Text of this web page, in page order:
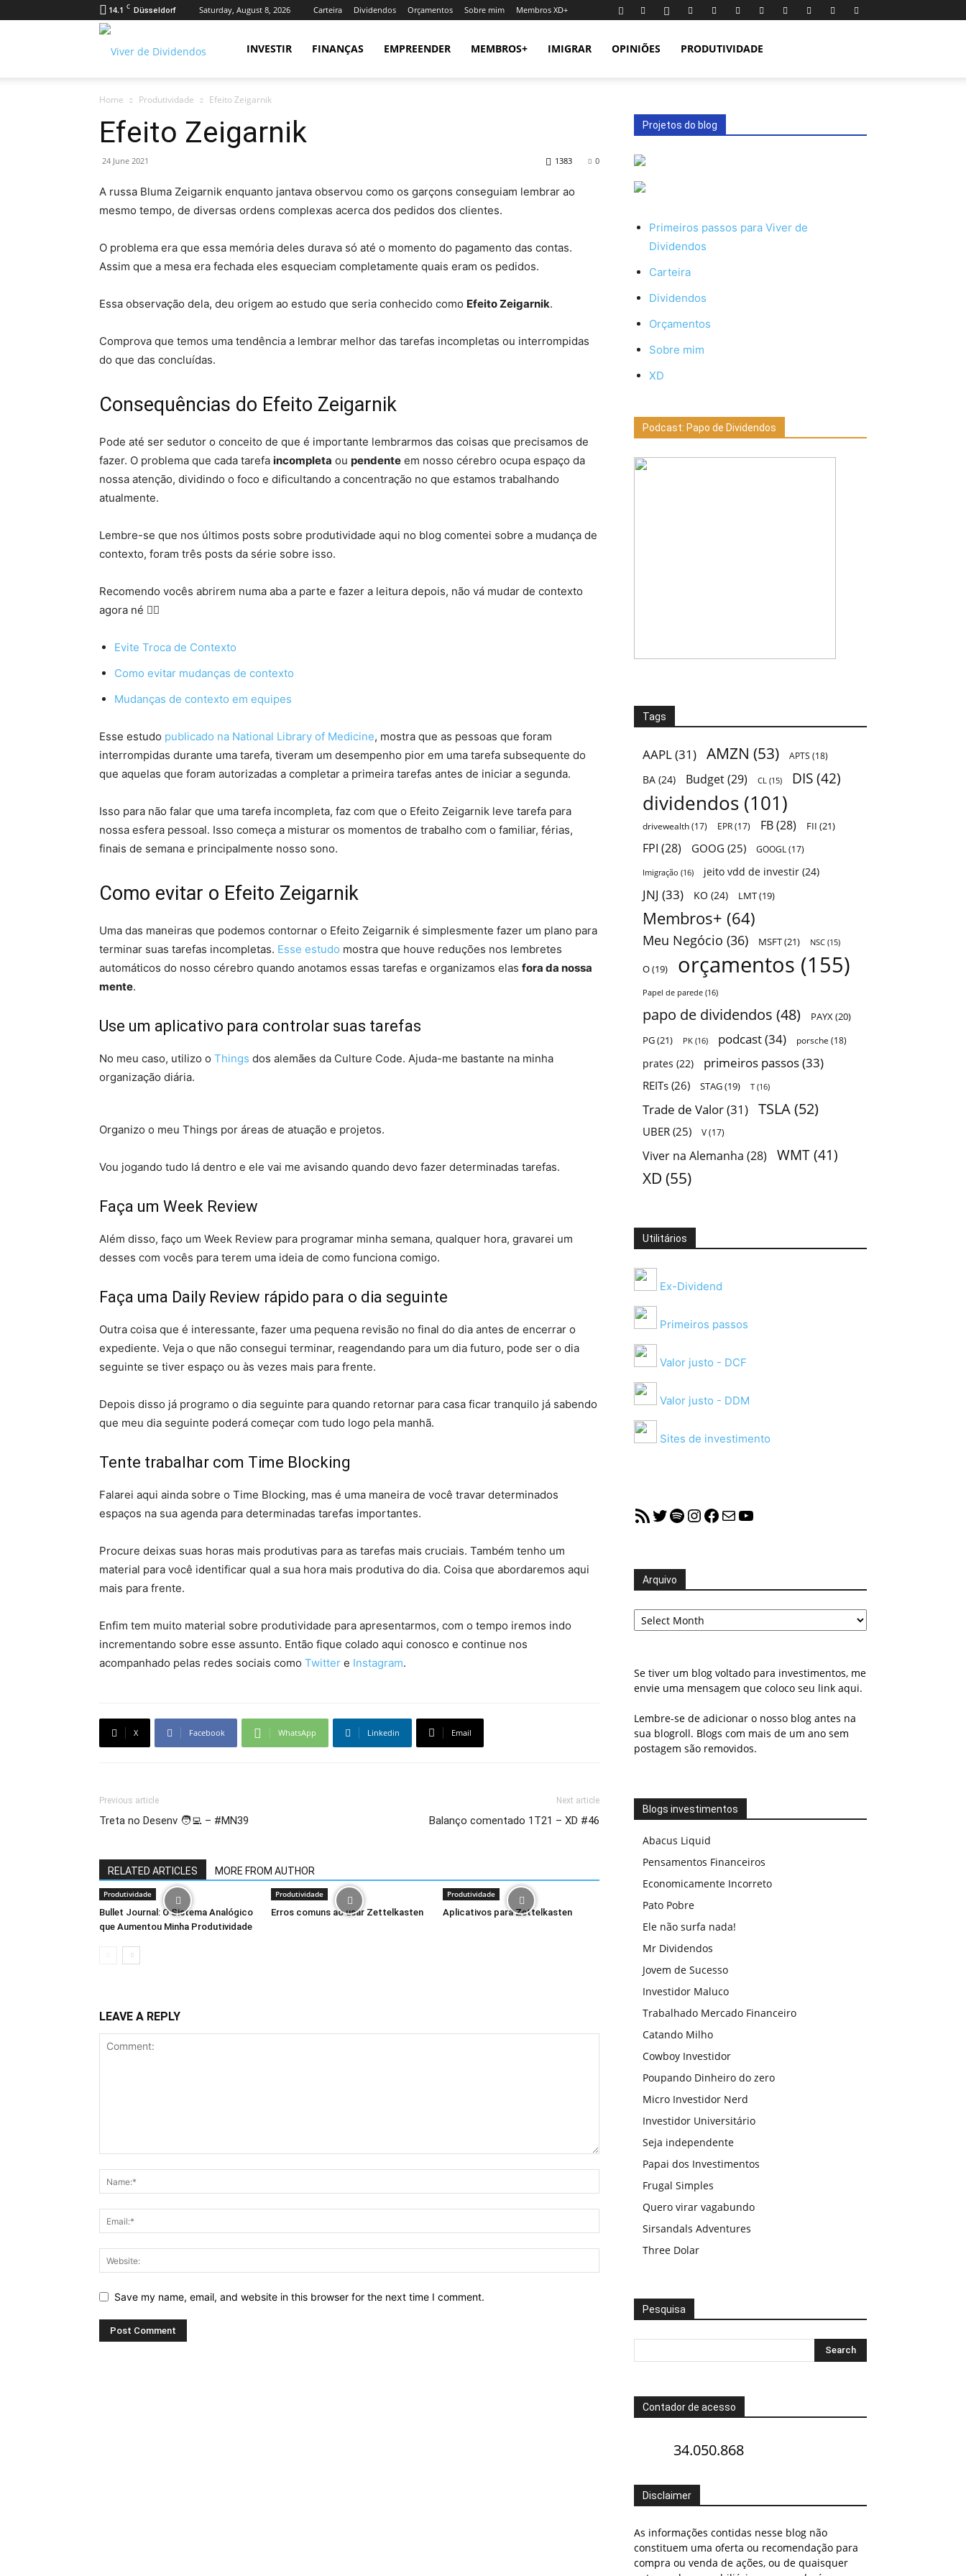
14.1 C Düsseldorf Saturday, August 8, 2026 Carteira Dividendos Orçamentos Sobre mim Membros XD+
de
INVESTIR FINANÇAS EMPREENDER MEMBROS+ IMIGRAR OPINIÕES PRODUTIVIDADE
Home Produtividade Efeito Zeigarnik
Efeito Zeigarnik
24 June 2021 0
1383
A russa Bluma Zeigarnik enquanto jantava observou como os garçons conseguiam lembrar ao
mesmo tempo, de diversas ordens complexas acerca dos pedidos dos clientes.
O problema era que essa memória deles durava só até o momento do pagamento das contas.
Assim que a mesa era fechada eles esqueciam completamente quais eram os pedidos.
Essa observação dela, deu origem ao estudo que seria conhecido como Efeito Zeigarnik.
Comprova que temos uma tendência a lembrar melhor das tarefas incompletas ou interrompidas
do que das concluídas.
Consequências do Efeito Zeigarnik
Pode até ser sedutor o conceito de que é importante lembrarmos das coisas que precisamos de
fazer. O problema que cada tarefa incompleta ou pendente em nosso cérebro ocupa espaço da
nossa atenção, dividindo o foco e dificultando a concentração no que estamos trabalhando
atualmente.
Lembre-se que nos últimos posts sobre produtividade aqui no blog comentei sobre a mudança de
contexto, foram três posts da série sobre isso.
Recomendo vocês abrirem numa aba a parte e fazer a leitura depois, não vá mudar de contexto
agora né 🤷‍♂️
Evite Troca de Contexto
Como evitar mudanças de contexto
Mudanças de contexto em equipes
Esse estudo publicado na National Library of Medicine, mostra que as pessoas que foram
interrompidas durante uma tarefa, tiveram um desempenho pior em uma tarefa subsequente do
que aquelas que foram autorizadas a completar a primeira tarefas antes de iniciar a segunda.
Isso para não falar que uma tarefa incompleta, faz com que o Efeito Zeigarnik leve tarefa para
nossa esfera pessoal. Isso começa a misturar os momentos de trabalho com o familiar, férias,
finais de semana e principalmente nosso sono.
Como evitar o Efeito Zeigarnik
Uma das maneiras que podemos contornar o Efeito Zeigarnik é simplesmente fazer um plano para
terminar suas tarefas incompletas. Esse estudo mostra que houve reduções nos lembretes
automáticos do nosso cérebro quando anotamos essas tarefas e organizamos elas fora da nossa
mente.
Use um aplicativo para controlar suas tarefas
No meu caso, utilizo o Things dos alemães da Culture Code. Ajuda-me bastante na minha
organização diária.
Organizo o meu Things por áreas de atuação e projetos.
Vou jogando tudo lá dentro e ele vai me avisando quando devo fazer determinadas tarefas.
Faça um Week Review
Além disso, faço um Week Review para programar minha semana, qualquer hora, gravarei um
desses com vocês para terem uma ideia de como funciona comigo.
Faça uma Daily Review rápido para o dia seguinte
Outra coisa que é interessante, fazer uma pequena revisão no final do dia antes de encerrar o
expediente. Veja o que não consegui terminar, reagendando para um dia futuro, pode ser o dia
seguinte se tiver espaço ou às vezes mais para frente.
Depois disso já programo o dia seguinte para quando retornar para casa ficar tranquilo já sabendo
que meu dia seguinte poderá começar com tudo logo pela manhã.
Tente trabalhar com Time Blocking
Falarei aqui ainda sobre o Time Blocking, mas é uma maneira de você travar determinados
espaços na sua agenda para determinadas tarefas importantes.
Procure deixas suas horas mais produtivas para as tarefas mais cruciais. Também tenho um
material para você identificar qual a sua hora mais produtiva do dia. Coisa que abordaremos aqui
mais para frente.
Enfim tem muito material sobre produtividade para apresentarmos, com o tempo iremos indo
incrementando sobre esse assunto. Então fique colado aqui conosco e continue nos
acompanhado pelas redes sociais como Twitter e Instagram.
X Facebook WhatsApp Linkedin Email
Previous article
Treta no Desenv 🧑‍💻 – #MN39
Next article
Balanço comentado 1T21 – XD #46
RELATED ARTICLES MORE FROM AUTHOR
Produtividade
Bullet Journal: O Sistema Analógico
que Aumentou Minha Produtividade
Produtividade
Erros comuns ao usar Zettelkasten
Produtividade
Aplicativos para Zettelkasten
LEAVE A REPLY
Save my name, email, and website in this browser for the next time I comment.
Projetos do blog
Primeiros passos para Viver de
Dividendos
Carteira
Dividendos
Orçamentos
Sobre mim
XD
Podcast: Papo de Dividendos
Tags
AAPL(31) AMZN (53) APTS (18)
BA (24) Budget(29) CL (15) DIS (42)
dividendos (101)
drivewealth(17) EPR(17) FB(28) FII (21)
FPI (28) GOOG (25) GOOGL (17)
Imigração (16) jeito vdd de investir (24)
JNJ (33) KO (24) LMT(19)
Membros+ (64)
Meu Negócio (36) MSFT(21) NSC (15)
O(19) orçamentos (155)
Papel de parede (16)
papo de dividendos (48) PAYX(20)
PG(21) PK (16) podcast(34) porsche (18)
prates (22) primeiros passos(33)
REITs (26) STAG(19) T (16)
Trade de Valor(31) TSLA(52)
UBER (25) V(17)
Viver na Alemanha (28) WMT (41)
XD (55)
Utilitários
Ex-Dividend
Primeiros passos
Valor justo - DCF
Valor justo - DDM
Sites de investimento
RSS FeedTwitter
Spotify
Instagram
Facebook
MailYouTube
Arquivo
Arquivo
Se tiver um blog voltado para investimentos, me
envie uma mensagem que coloco seu link aqui.
Lembre-se de adicionar o nosso blog antes na
sua blogroll. Blogs com mais de um ano sem
postagem são removidos.
Blogs investimentos
Abacus Liquid
Pensamentos Financeiros
Economicamente Incorreto
Pato Pobre
Ele não surfa nada!
Mr Dividendos
Jovem de Sucesso
Investidor Maluco
Trabalhado Mercado Financeiro
Catando Milho
Cowboy Investidor
Poupando Dinheiro do zero
Micro Investidor Nerd
Investidor Universitário
Seja independente
Papai dos Investimentos
Frugal Simples
Quero virar vagabundo
Sirsandals Adventures
Three Dolar
Pesquisa
Contador de acesso
34.050.868
Disclaimer
As informações contidas nesse blog não
constituem uma oferta ou recomendação para
compra ou venda de ações, ou de quaisquer